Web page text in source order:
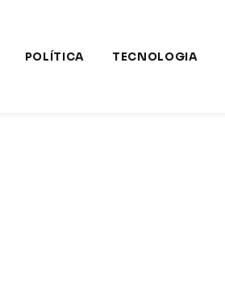
POLÍTICA TECNOLOGIA